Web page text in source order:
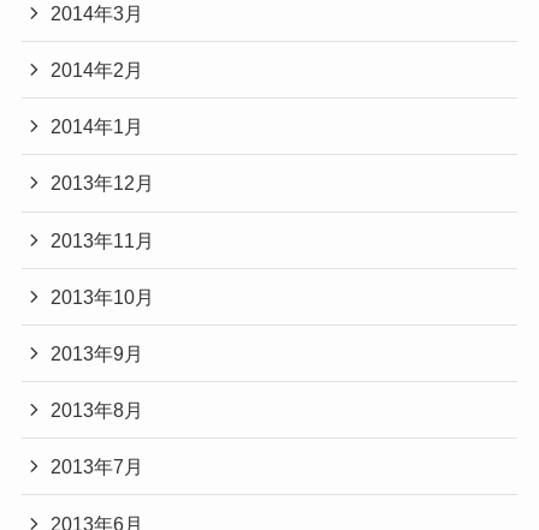
2014年3月
2014年2月
2014年1月
2013年12月
2013年11月
2013年10月
2013年9月
2013年8月
2013年7月
2013年6月